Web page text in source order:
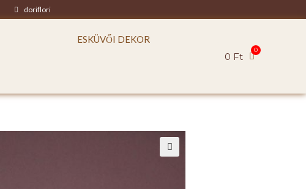
doriflori
ESKÜVŐI DEKOR
0 Ft